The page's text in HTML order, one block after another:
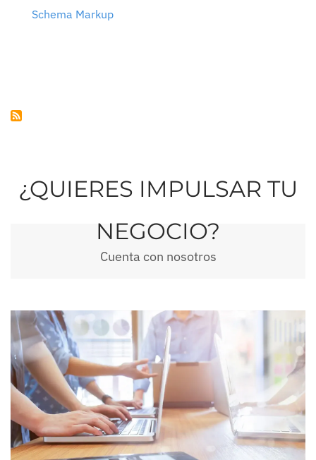
Schema Markup
¿QUIERES IMPULSAR TU
NEGOCIO?
Cuenta con nosotros